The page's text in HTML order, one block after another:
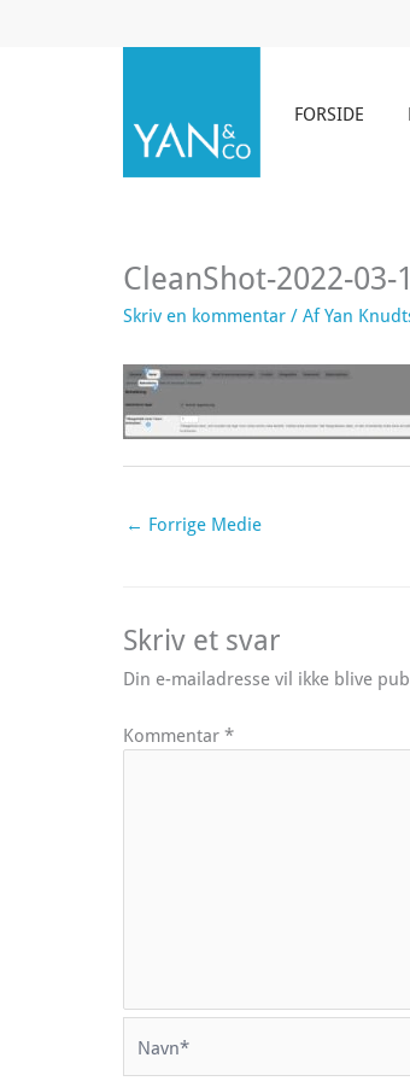
FORSIDE
CleanShot-2022-03-
Skriv en kommentar / AfYan
← Forrige Medie
Skriv et svar
Din e-mailadresse vil ikke blive
Kommentar *